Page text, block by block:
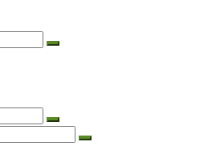
Suche
Suche
Suche